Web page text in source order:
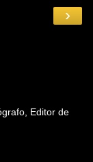
›
Editor de